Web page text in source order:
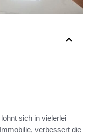
sich in vielerlei
verbessert die